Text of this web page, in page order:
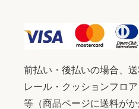
前払い・後払いの場合、
レール・クッションフロ
等（商品ページに送料が